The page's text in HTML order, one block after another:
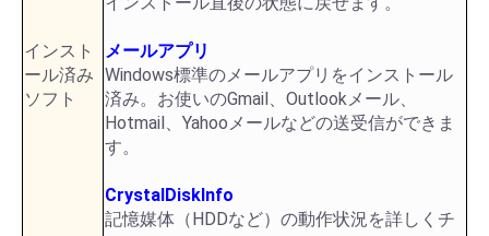
インスト
ール済み
ソフト
メールアプリ
Windows標準のメールアプリをインストール
済み。お使いのGmail、Outlookメール、
Hotmail、Yahooメールなどの送受信ができま
す。
CrystalDiskInfo
記憶媒体（HDDなど）の動作状況を詳しくチ